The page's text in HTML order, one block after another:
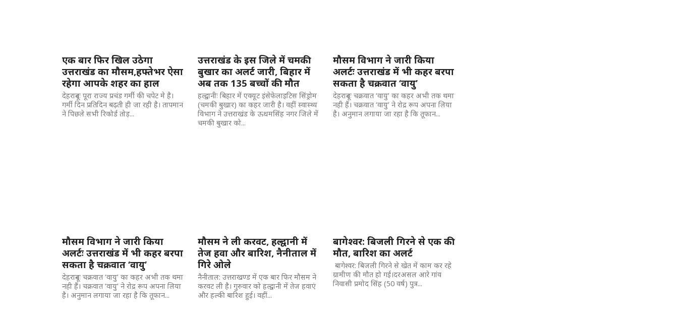
एक बार फिर खिल उठेगा
उत्तराखंड का मौसम,हफ्तेभर ऐसा
रहेगा आपके शहर का हाल
देहरादूनः पूरा राज्य प्रचंड गर्मी की चपेट मे है।
गर्मी दिन प्रतिदिन बढ़ती ही जा रही है। तापमान
ने पिछले सभी रिकोर्ड तोड़...
उत्तराखंड के इस जिले में चमकी
बुखार का अलर्ट जारी, बिहार में
अब तक 135 बच्चों की मौत
हल्द्वानीः बिहार में एक्यूट इंसेफेलाइटिस सिंड्रोम
(चमकी बुखार) का कहर जारी है। वहीं स्वास्थ्य
विभाग ने उत्तराखंड के ऊधमसिंह नगर जिले में
चमकी बुखार को...
मौसम विभाग ने जारी किया
अलर्टः उत्तराखंड में भी कहर बरपा
सकता है चक्रवात ‘वायु’
देहरादूनः चक्रवात ‘वायु’ का कहर अभी तक थमा
नही हैं। चक्रवात ‘वायु’ ने रोद्र रूप अपना लिया
है। अनुमान लगाया जा रहा है कि तूफान...
मौसम विभाग ने जारी किया
अलर्टः उत्तराखंड में भी कहर बरपा
सकता है चक्रवात ‘वायु’
देहरादूनः चक्रवात ‘वायु’ का कहर अभी तक थमा
नही हैं। चक्रवात ‘वायु’ ने रोद्र रूप अपना लिया
है। अनुमान लगाया जा रहा है कि तूफान...
मौसम ने ली करवट, हल्द्वानी में
तेज हवा और बारिश, नैनीताल में
गिरे ओले
नैनीताल: उत्तराखण्ड में एक बार फिर मौसम ने
करवट ली है। गुरुवार को हल्द्वानी में तेज हवाएं
और हल्की बारिश हुई। वहीं...
बागेश्वर: बिजली गिरने से एक की
मौत, बारिश का अलर्ट
बागेश्वर: बिजली गिरने से खेत में काम कर रहे
ग्रामीण की मौत हो गई।दरअसल आरे गांव
निवासी प्रमोद सिंह (50 वर्ष) पुत्र...